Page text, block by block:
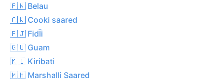
🇵🇼 Belau
🇨🇰 Cooki saared
🇫🇯 FidĪi
🇬🇺 Guam
🇰🇮 Kiribati
🇲🇭 Marshalli Saared